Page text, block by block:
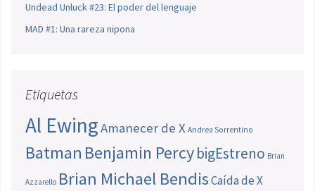
Undead Unluck #23: El poder del lenguaje
MAD #1: Una rareza nipona
Etiquetas
Al EwingAmanecer de X Andrea Sorrentino
Batman Benjamin PercybigEstreno Brian
Azzarello Brian Michael BendisCaída de X